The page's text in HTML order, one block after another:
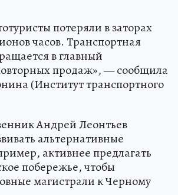
потеряли в заторах
часов. Транспортная
в главный
продаж», — сообщила
(Институт транспортного
Андрей Леонтьев
альтернативные
активнее предлагать
побережье, чтобы
магистрали к Черному